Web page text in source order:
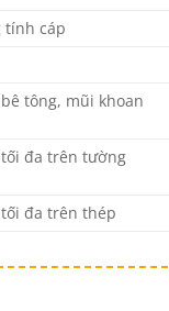
tính cáp
tông, mũi khoan
đa trên tường
đa trên thép